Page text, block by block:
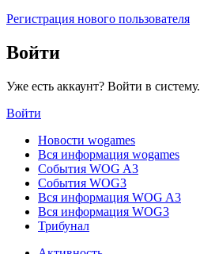
Регистрация нового пользователя
Войти
Уже есть аккаунт? Войти в систему.
Войти
Новости wogames
Вся информация wogames
События WOG A3
События WOG3
Вся информация WOG A3
Вся информация WOG3
Трибунал